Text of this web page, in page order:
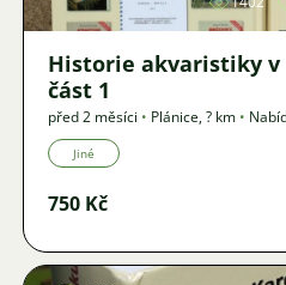
Historie akvaristiky v
část 1
před 2 měsíci • Plánice,? km •
Jiné
750 Kč